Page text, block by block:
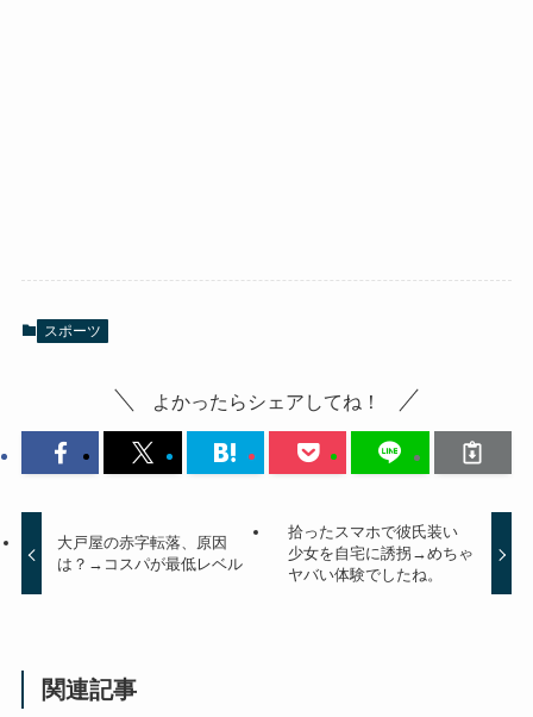
スポーツ
よかったらシェアしてね！
大戸屋の赤字転落、原因
は？→コスパが最低レベル
拾ったスマホで彼氏装い
少女を自宅に誘拐→めちゃ
ヤバい体験でしたね。
関連記事